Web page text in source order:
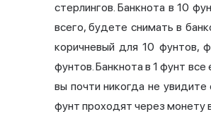
стерлингов. Банкнота в 10
всего, будете снимать в
коричневый для 10 фунтов,
фунтов. Банкнота в 1 фунт
вы почти никогда не
фунт проходят через монету